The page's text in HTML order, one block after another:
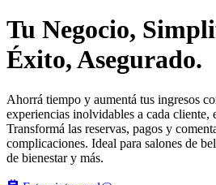
Tu Negocio,
Éxito, Asegurado.
Ahorrá tiempo y aumentá tus ingresos
experiencias inolvidables a cada cliente,
Transformá las reservas, pagos y
complicaciones. Ideal para salones de
de bienestar y más.